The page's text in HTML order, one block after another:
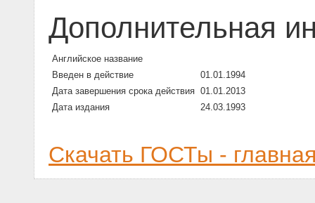
Дополнительная
Английское название
Введен в действие
01.01.1994
Дата завершения срока действия 01.01.2013
Дата издания
24.03.1993
Скачать ГОСТы -